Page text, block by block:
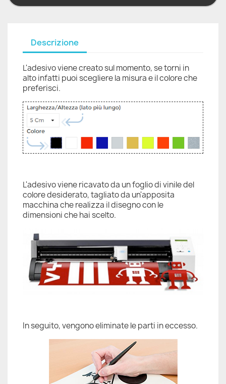
Descrizione
L'adesivo viene creato sul momento, se torni in
alto infatti puoi scegliere la misura e il colore che
preferisci.
L'adesivo viene ricavato da un foglio di vinile del
colore desiderato, tagliato da un'apposita
macchina che realizza il disegno con le
dimensioni che hai scelto.
In seguito, vengono eliminate le parti in eccesso.